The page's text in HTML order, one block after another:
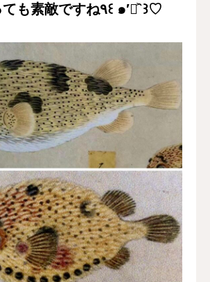
とーーっても素敵ですね٩꒰ ๑′◡͐`꒱♡